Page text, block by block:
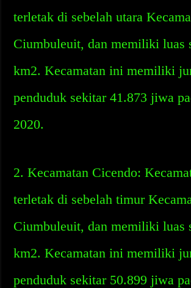
terletak di sebelah utara
Ciumbuleuit, dan memiliki luas
km2. Kecamatan ini memiliki
penduduk sekitar 41.873 jiwa
2020.
2. Kecamatan Cicendo:
terletak di sebelah timur
Ciumbuleuit, dan memiliki luas
km2. Kecamatan ini memiliki
penduduk sekitar 50.899 jiwa